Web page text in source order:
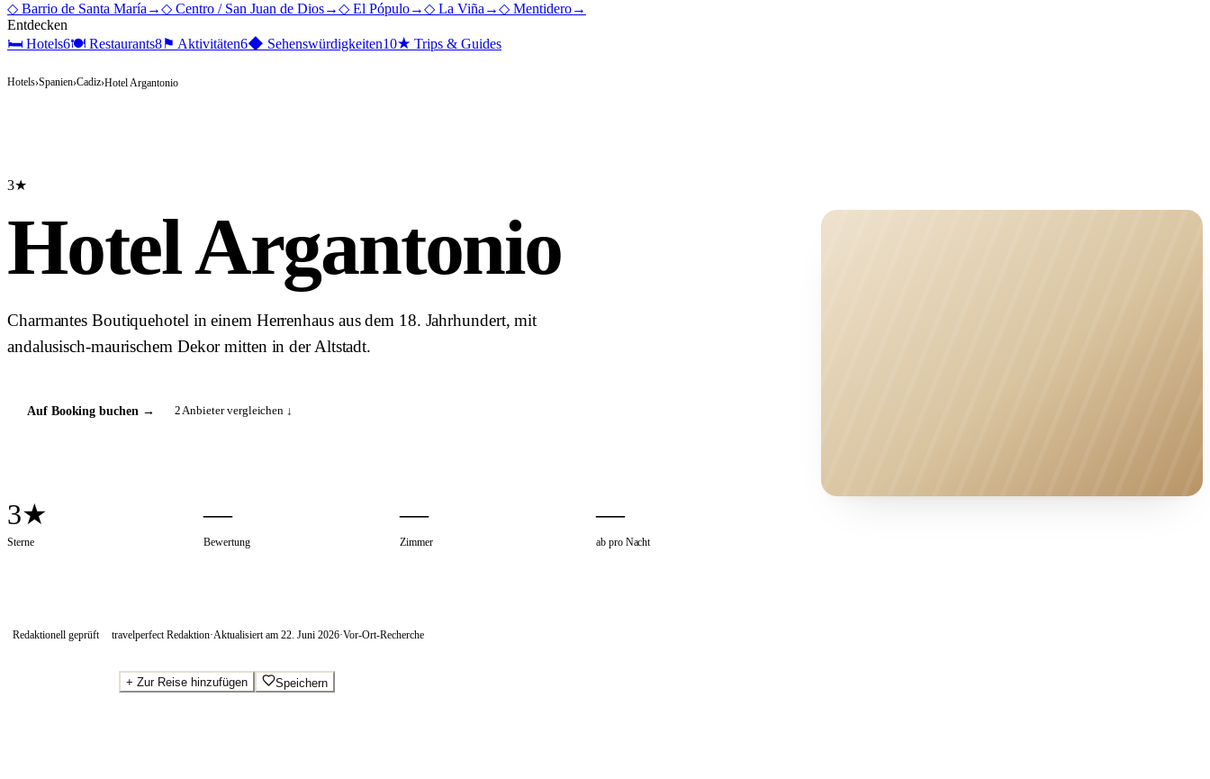
◇ Barrio de Santa María →◇ Centro / San Juan de Dios→◇ El Pópulo→◇ La Viña →◇ Mentidero→
Entdecken
🛏 Hotels6🍽 Restaurants8⚑ Aktivitäten6◆ Sehenswürdigkeiten10★ Trips & Guides
Hotels›Spanien›Cadiz›Hotel Argantonio
3★
Hotel Argantonio
Charmantes Boutiquehotel in einem Herrenhaus aus dem 18. Jahrhundert, mit
andalusisch-maurischem Dekor mitten in der Altstadt.
Auf Booking buchen→ 2Anbieter vergleichen ↓
3★
Sterne
—
Bewertung
—
Zimmer
—
ab pro Nacht
Redaktionell geprüft travelperfect Redaktion·Aktualisiert am 22. Juni 2026·Vor-Ort-Recherche
+ Zur Reise hinzufügen Speichern